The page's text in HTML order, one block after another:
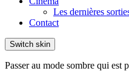
Les dernières
Contact
Switch skin
Passer au mode sombre qui est